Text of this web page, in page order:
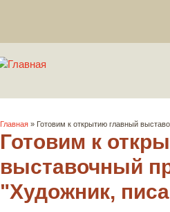
Вы здесь
Главная » Готовим к открытию главный
Готовим к
выставочный
"Художник,